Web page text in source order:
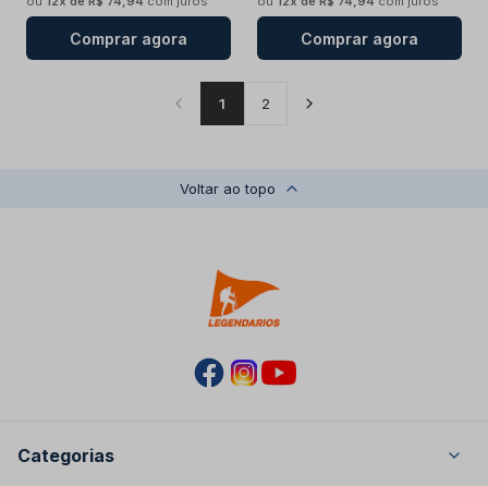
Comprar agora Comprar agora
1 2
Voltar ao topo
Categorias